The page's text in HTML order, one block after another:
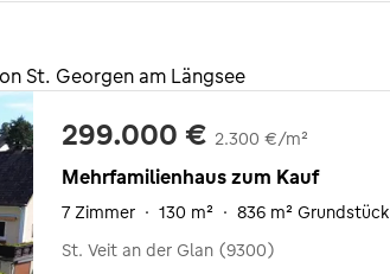
St. Georgen am Längsee
299.000 € 2.300 €/m²
Mehrfamilienhaus zum Kauf
7 Zimmer · 130 m² · 836 m² Grundstück
St. Veit an der Glan (9300)